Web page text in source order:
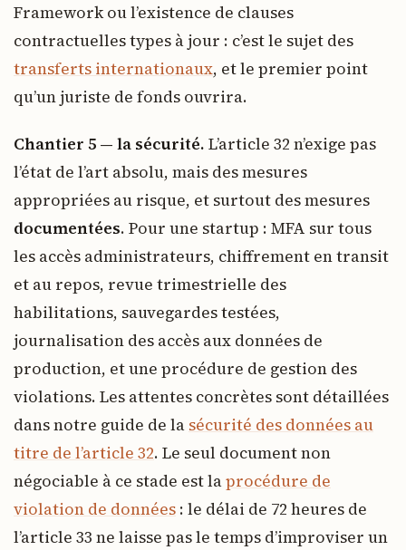
Framework ou l’existence de clauses
contractuelles types à jour : c’est le sujet des
transferts internationaux, et le premier point
qu’un juriste de fonds ouvrira.
Chantier 5 — la sécurité. L’article 32 n’exige pas
l’état de l’art absolu, mais des mesures
appropriées au risque, et surtout des mesures
documentées. Pour une startup : MFA sur tous
les accès administrateurs, chiffrement en transit
et au repos, revue trimestrielle des
habilitations, sauvegardes testées,
journalisation des accès aux données de
production, et une procédure de gestion des
violations. Les attentes concrètes sont détaillées
dans notre guide de la sécurité des données au
titre de l’article 32. Le seul document non
négociable à ce stade est laprocédure de
violation de données : le délai de 72 heures de
l’article 33 ne laisse pas le temps d’improviser un